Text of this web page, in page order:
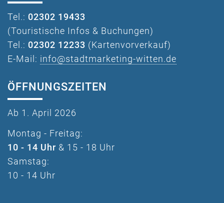
Tel.: 02302 19433
(Touristische Infos & Buchungen)
Tel.: 02302 12233 (Kartenvorverkauf)
E-Mail: info@stadtmarketing-witten.de
ÖFFNUNGSZEITEN
Ab 1. April 2026
Montag - Freitag:
10 - 14 Uhr & 15 - 18 Uhr
Samstag:
10 - 14 Uhr